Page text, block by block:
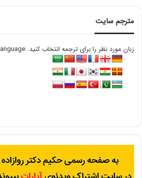
مترجم سایت
زبان مورد نظر را برای ترجمه انتخاب کنید. Please Choice Your Language :